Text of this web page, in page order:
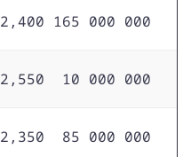
2,400 165 000 000
2,550 10 000 000
2,350 85 000 000